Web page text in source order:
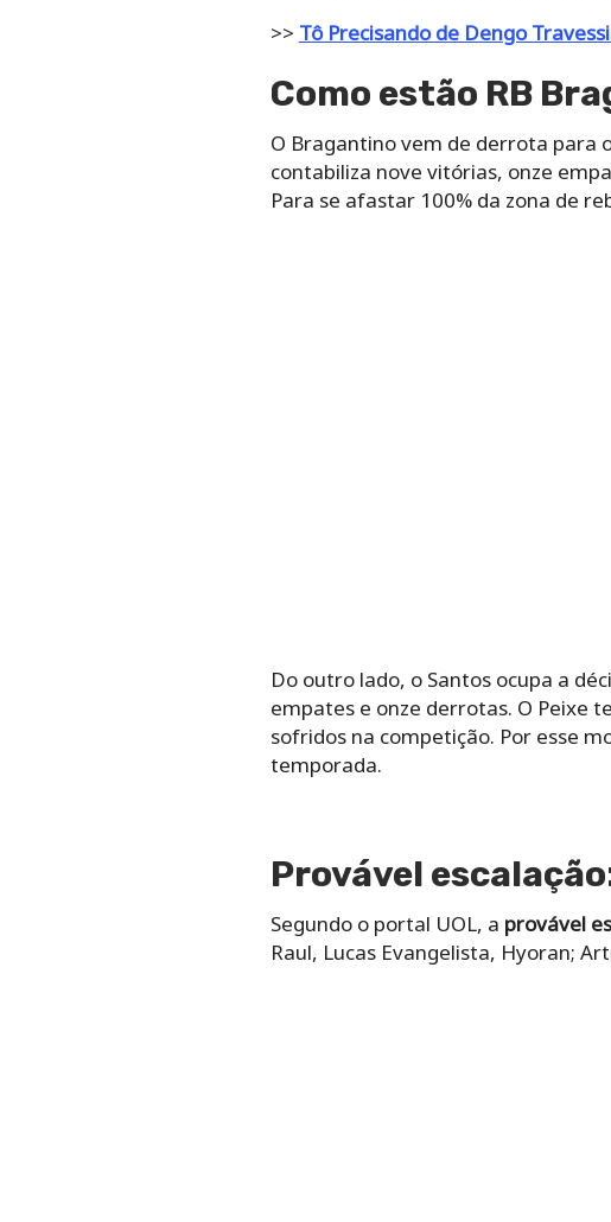
>> Tô Precisando de Dengo
Como estão RB
O Bragantino vem de derrota para
contabiliza nove vitórias, onze
Para se afastar 100% da zona de
Do outro lado, o Santos ocupa a
empates e onze derrotas. O Peixe
sofridos na competição. Por esse
temporada.
Provável
Segundo o portal UOL, a provável
Raul, Lucas Evangelista, Hyoran;